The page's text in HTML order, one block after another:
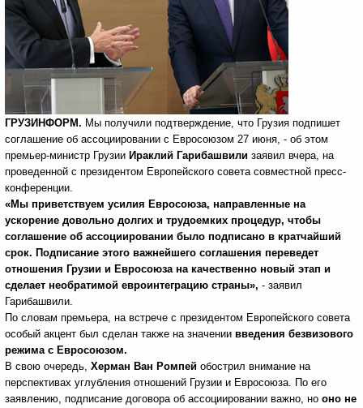
ГРУЗИНФОРМ. Мы получили подтверждение, что Грузия подпишет
соглашение об ассоциировании с Евросоюзом 27 июня, - об этом
премьер-министр Грузии Ираклий Гарибашвили заявил вчера, на
проведенной с президентом Европейского совета совместной пресс-
конференции.
«Мы приветствуем усилия Евросоюза, направленные на
ускорение довольно долгих и трудоемких процедур, чтобы
соглашение об ассоциировании было подписано в кратчайший
срок. Подписание этого важнейшего соглашения переведет
отношения Грузии и Евросоюза на качественно новый этап и
сделает необратимой евроинтеграцию страны», - заявил
Гарибашвили.
По словам премьера, на встрече с президентом Европейского совета
особый акцент был сделан также на значении введения безвизового
режима с Евросоюзом.
В свою очередь, Херман Ван Ромпей обострил внимание на
перспективах углубления отношений Грузии и Евросоюза. По его
заявлению, подписание договора об ассоциировании важно, но оно не